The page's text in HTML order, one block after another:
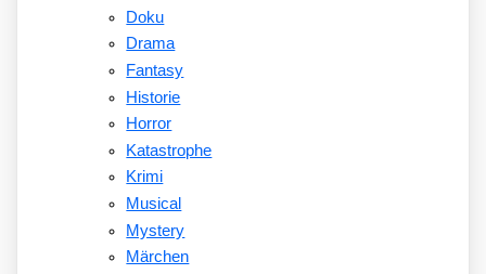
Doku
Drama
Fantasy
Historie
Horror
Katastrophe
Krimi
Musical
Mystery
Märchen